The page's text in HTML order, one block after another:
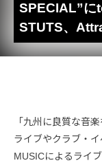
SPECIAL”に
STUTS、
「九州に良質な音
ライブやクラブ・
MUSICによるライ